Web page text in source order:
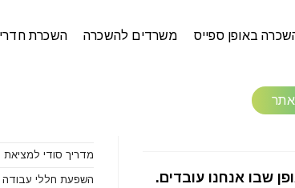
באופן ספייס משרדים להשכרה השכרת חדרי
שבו אנחנו עובדים.
מדריך סודי למציאת
השפעת חללי עבודה